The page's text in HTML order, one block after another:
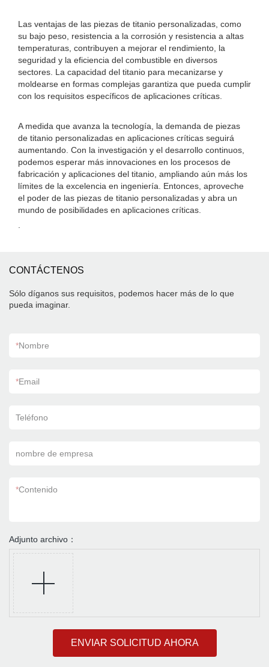
Las ventajas de las piezas de titanio personalizadas, como
su bajo peso, resistencia a la corrosión y resistencia a altas
temperaturas, contribuyen a mejorar el rendimiento, la
seguridad y la eficiencia del combustible en diversos
sectores. La capacidad del titanio para mecanizarse y
moldearse en formas complejas garantiza que pueda cumplir
con los requisitos específicos de aplicaciones críticas.
A medida que avanza la tecnología, la demanda de piezas
de titanio personalizadas en aplicaciones críticas seguirá
aumentando. Con la investigación y el desarrollo continuos,
podemos esperar más innovaciones en los procesos de
fabricación y aplicaciones del titanio, ampliando aún más los
límites de la excelencia en ingeniería. Entonces, aproveche
el poder de las piezas de titanio personalizadas y abra un
mundo de posibilidades en aplicaciones críticas.
CONTÁCTENOS
Sólo díganos sus requisitos, podemos hacer más de lo que
pueda imaginar.
*Nombre
*Email
Teléfono
nombre de empresa
*Contenido
Adjunto archivo：
ENVIAR SOLICITUD AHORA